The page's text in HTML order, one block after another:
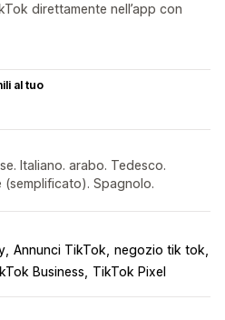
direttamente nell’app con
al tuo
Italiano. arabo. Tedesco.
(semplificato). Spagnolo.
Annunci TikTok negozio tik tok
Business TikTok Pixel